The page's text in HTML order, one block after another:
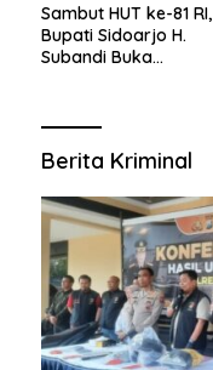
Sambut HUT ke-81 RI,
Bupati Sidoarjo H.
Subandi Buka
Kecamatan Sukodono
Berita Kriminal